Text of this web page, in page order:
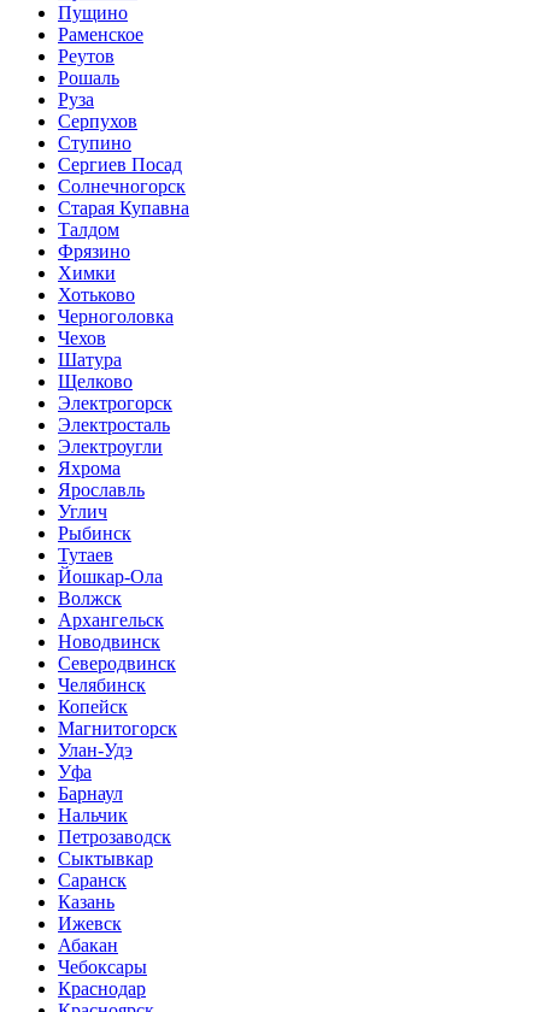
Пущино
Раменское
Реутов
Рошаль
Руза
Серпухов
Ступино
Сергиев Посад
Солнечногорск
Старая Купавна
Талдом
Фрязино
Химки
Хотьково
Черноголовка
Чехов
Шатура
Щелково
Электрогорск
Электросталь
Электроугли
Яхрома
Ярославль
Углич
Рыбинск
Тутаев
Йошкар-Ола
Волжск
Архангельск
Новодвинск
Северодвинск
Челябинск
Копейск
Магнитогорск
Улан-Удэ
Уфа
Барнаул
Нальчик
Петрозаводск
Сыктывкар
Саранск
Казань
Ижевск
Абакан
Чебоксары
Краснодар